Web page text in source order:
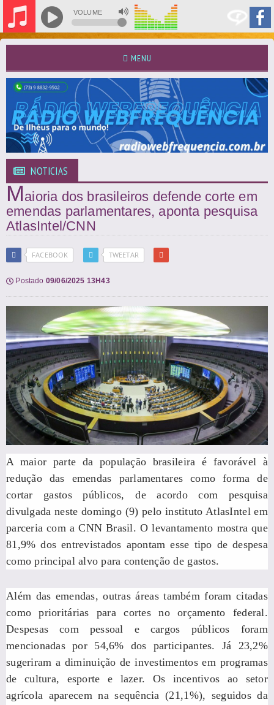
VOLUME
MENU
NOTICIAS
Maioria dos brasileiros defende corte em
emendas parlamentares, aponta pesquisa
AtlasIntel/CNN
FACEBOOK TWEETAR
Postado 09/06/2025 13H43
A maior parte da população brasileira é favorável à
redução das emendas parlamentares como forma de
cortar gastos públicos, de acordo com pesquisa
divulgada neste domingo (9) pelo instituto AtlasIntel em
parceria com a CNN Brasil. O levantamento mostra que
81,9% dos entrevistados apontam esse tipo de despesa
como principal alvo para contenção de gastos.
Além das emendas, outras áreas também foram citadas
como prioritárias para cortes no orçamento federal.
Despesas com pessoal e cargos públicos foram
mencionadas por 54,6% dos participantes. Já 23,2%
sugeriram a diminuição de investimentos em programas
de cultura, esporte e lazer. Os incentivos ao setor
agrícola aparecem na sequência (21,1%), seguidos da